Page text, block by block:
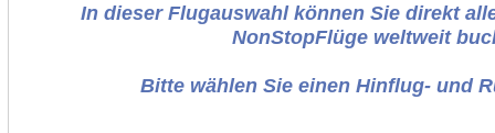
In dieser Flugauswahl können Sie direkt
NonStopFlüge weltweit
Bitte wählen Sie einen Hinflug- und